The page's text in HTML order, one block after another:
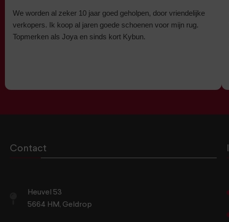
We worden al zeker 10 jaar goed geholpen, door vriendelijke
verkopers. Ik koop al jaren goede schoenen voor mijn rug.
Topmerken als Joya en sinds kort Kybun.
Contact
Heuvel 53
5664 HM, Geldrop